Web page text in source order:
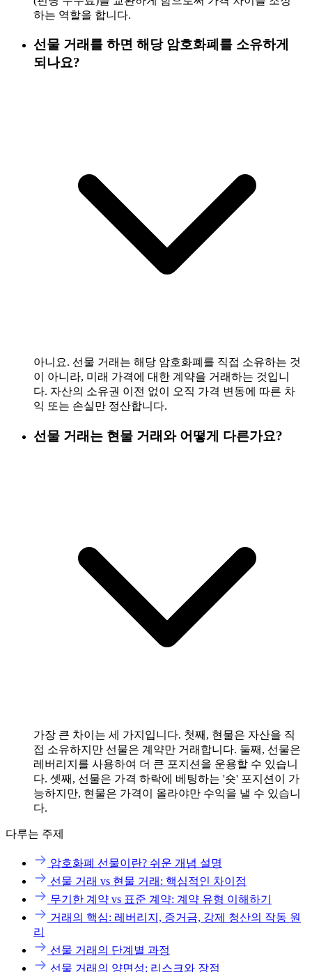
하는 역할을 합니다.
선물 거래를 하면 해당 암호화폐를 소유하게
되나요?
아니요. 선물 거래는 해당 암호화폐를 직접 소유하는 것
이 아니라, 미래 가격에 대한 계약을 거래하는 것입니
다. 자산의 소유권 이전 없이 오직 가격 변동에 따른 차
익 또는 손실만 정산합니다.
선물 거래는 현물 거래와 어떻게 다른가요?
가장 큰 차이는 세 가지입니다. 첫째, 현물은 자산을 직
접 소유하지만 선물은 계약만 거래합니다. 둘째, 선물은
레버리지를 사용하여 더 큰 포지션을 운용할 수 있습니
다. 셋째, 선물은 가격 하락에 베팅하는 '숏' 포지션이 가
능하지만, 현물은 가격이 올라야만 수익을 낼 수 있습니
다.
다루는 주제
암호화폐 선물이란? 쉬운 개념 설명
선물 거래 vs 현물 거래: 핵심적인 차이점
무기한 계약 vs 표준 계약: 계약 유형 이해하기
거래의 핵심: 레버리지, 증거금, 강제 청산의 작동 원
리
선물 거래의 단계별 과정
선물 거래의 양면성: 리스크와 장점